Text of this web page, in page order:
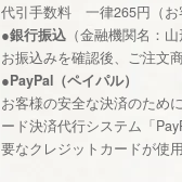
代引手数料 一律265円（お
●銀行振込（金融機関名：山
お振込みを確認後、ご注文
●PayPal（ペイパル）
お客様の安全な決済のため
ード決済代行システム「
要なクレジットカードが使用